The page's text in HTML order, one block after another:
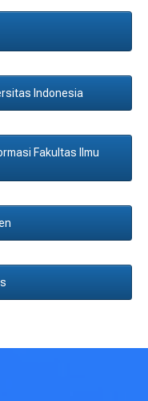
Indonesia
Fakultas Ilmu